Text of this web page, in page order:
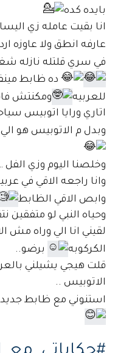
بايده كده
انا بقيت عامله زي
عارفه انطق ولا عاوزه ارد
في سري قلتله نازله
ده ظابط
للعربيه
ومكنتش
اتاري ورايا اتوبيس
وبدل م الاتوبيس هو الي
وخلصنا اليوم وزي الفل
وانا راجعه الاقي في
وابص الاقي الظابط
وحياه النبي لو
لقيني انا الي وراه مش
الكركوبه
برضو..
قلت هيجي يشيلني
الاتوبيس ..
استنوني مع ظابط